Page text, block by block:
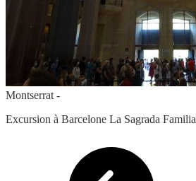
Montserrat -
Excursion à Barcelone La Sagrada Familia